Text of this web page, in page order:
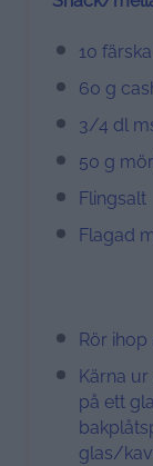
10
60 g
3/4 dl
50 g
Flingsalt
Flagad
Rör
Kärna
på ett
glas/